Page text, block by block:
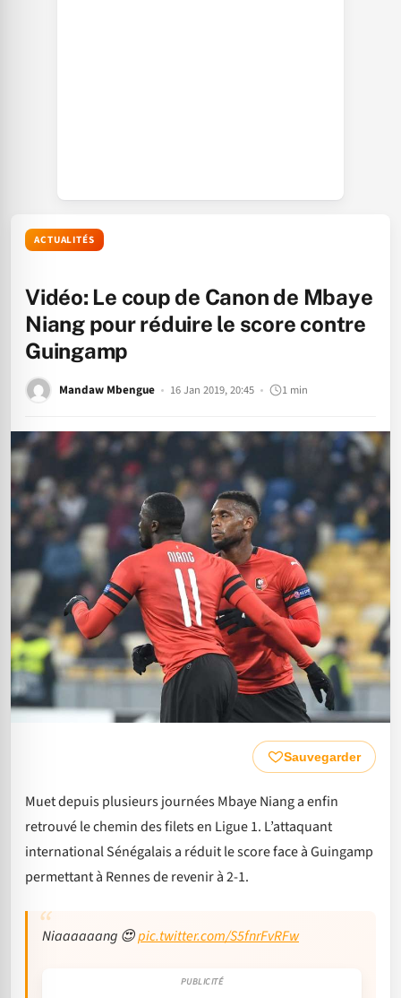
ACTUALITÉS
Vidéo: Le coup de Canon de Mbaye
Niang pour réduire le score contre
Guingamp
Mandaw Mbengue 16 Jan 2019, 20:45 1 min
Sauvegarder
Muet depuis plusieurs journées Mbaye Niang a enfin
retrouvé le chemin des filets en Ligue 1. L’attaquant
international Sénégalais a réduit le score face à Guingamp
permettant à Rennes de revenir à 2-1.
Niaaaaaang 😍pic.twitter.com/S5fnrFvRFw